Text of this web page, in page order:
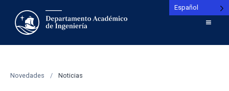
Novedades / Noticias
Español